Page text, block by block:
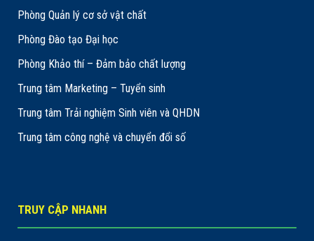
Phòng Quản lý cơ sở vật chất
Phòng Đào tạo Đại học
Phòng Khảo thí – Đảm bảo chất lượng
Trung tâm Marketing – Tuyển sinh
Trung tâm Trải nghiệm Sinh viên và QHDN
Trung tâm công nghệ và chuyển đổi số
TRUY CẬP NHANH